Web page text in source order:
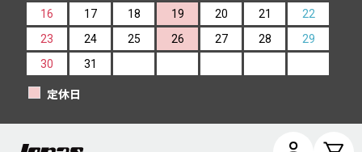
16
17 18 19 20 21
22
23
24 25 26 27 28
29
30
31
定休日